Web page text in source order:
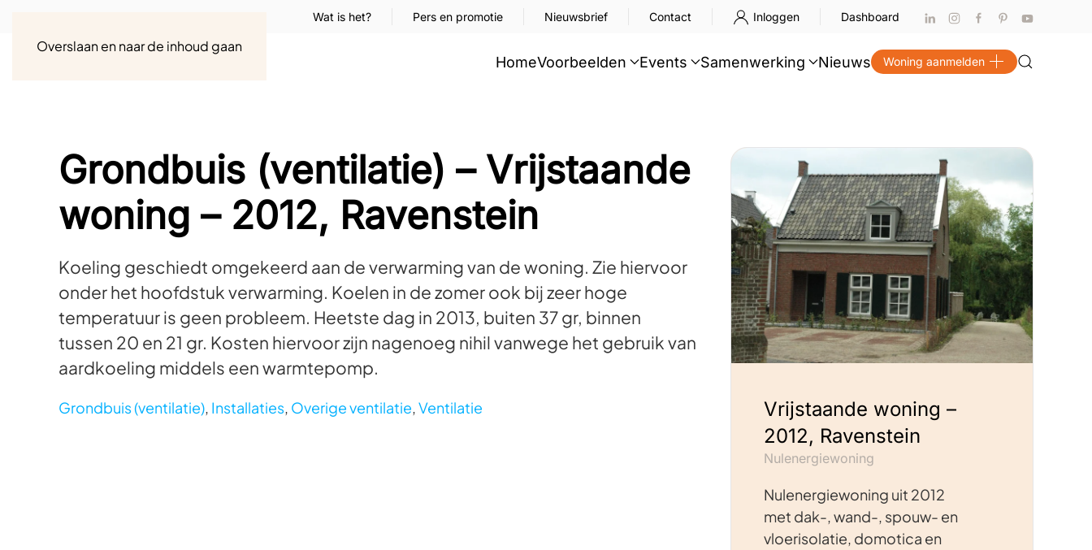
Overslaan en naar de inhoud gaan
Wat is het? Pers en promotie Nieuwsbrief Contact Inloggen Dashboard
HomeVoorbeelden Events Samenwerking Nieuws Woning aanmelden
Grondbuis (ventilatie) – Vrijstaande
woning – 2012, Ravenstein
Koeling geschiedt omgekeerd aan de verwarming van de woning. Zie hiervoor
onder het hoofdstuk verwarming. Koelen in de zomer ook bij zeer hoge
temperatuur is geen probleem. Heetste dag in 2013, buiten 37 gr, binnen
tussen 20 en 21 gr. Kosten hiervoor zijn nagenoeg nihil vanwege het gebruik van
aardkoeling middels een warmtepomp.
Grondbuis (ventilatie), Installaties, Overige ventilatie,Ventilatie
Vrijstaande woning –
2012, Ravenstein
Nulenergiewoning
Nulenergiewoning uit 2012
met dak-, wand-, spouw- en
vloerisolatie, domotica en